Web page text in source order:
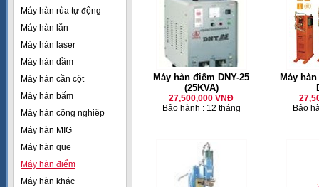
Máy hàn rùa tự động
Máy hàn lăn
Máy hàn laser
Máy hàn dầm
Máy hàn cần cột
Máy hàn bấm
Máy hàn công nghiệp
Máy hàn MIG
Máy hàn que
Máy hàn điểm
Máy hàn khác
Máy hàn điểm DNY-25
(25KVA)
27,500,000 VNĐ
Bảo hành : 12 tháng
Máy
Bảo